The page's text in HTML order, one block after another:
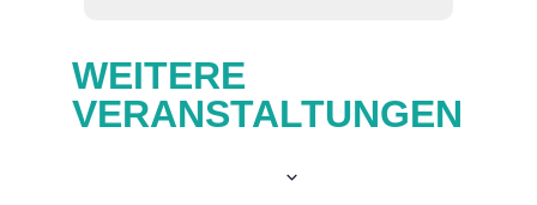
WEITERE
VERANSTALTUNGEN